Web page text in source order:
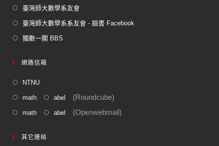
臺灣師大數學系友會
臺灣師大數學系系友會 - 臉書 Facebook
獨數一閣 BBS
網路信箱
NTNU
math abel (Roundcube)
math abel (Openwebmail)
其它連結